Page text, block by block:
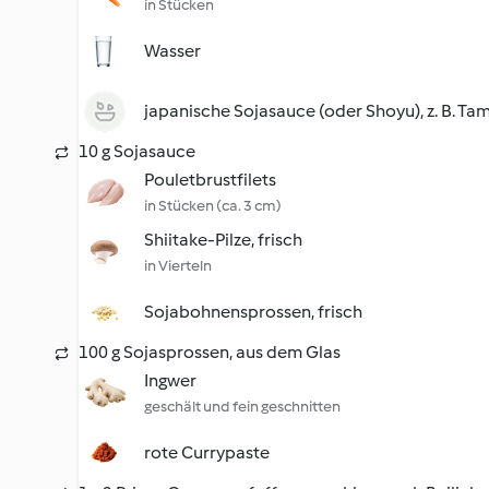
in Stücken
Wasser
japanische Sojasauce (oder Shoyu), z. B.
10 g Sojasauce
Pouletbrustfilets
in Stücken (ca. 3 cm)
Shiitake-Pilze, frisch
in Vierteln
Sojabohnensprossen, frisch
100 g Sojasprossen, aus dem Glas
Ingwer
geschält und fein geschnitten
rote Currypaste